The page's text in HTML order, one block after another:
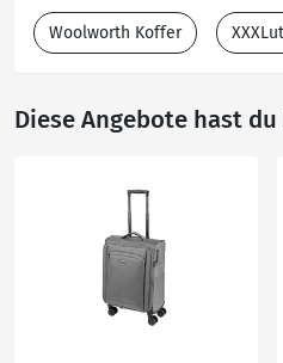
Woolworth Koffer
Diese Angebote hast